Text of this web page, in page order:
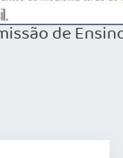
de